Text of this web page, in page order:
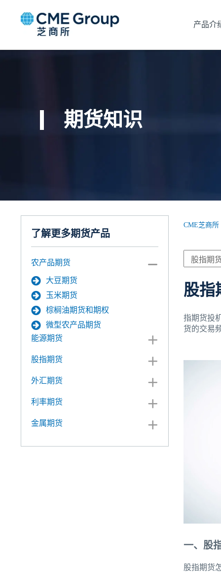
产品介
期货知识
了解更多期货产品
农产品期货
大豆期货
玉米期货
棕榈油期货和期权
微型农产品期货
能源期货
股指期货
外汇期货
利率期货
金属期货
CME芝商所
股指
指期货投
货的交易
一、股
股指期货